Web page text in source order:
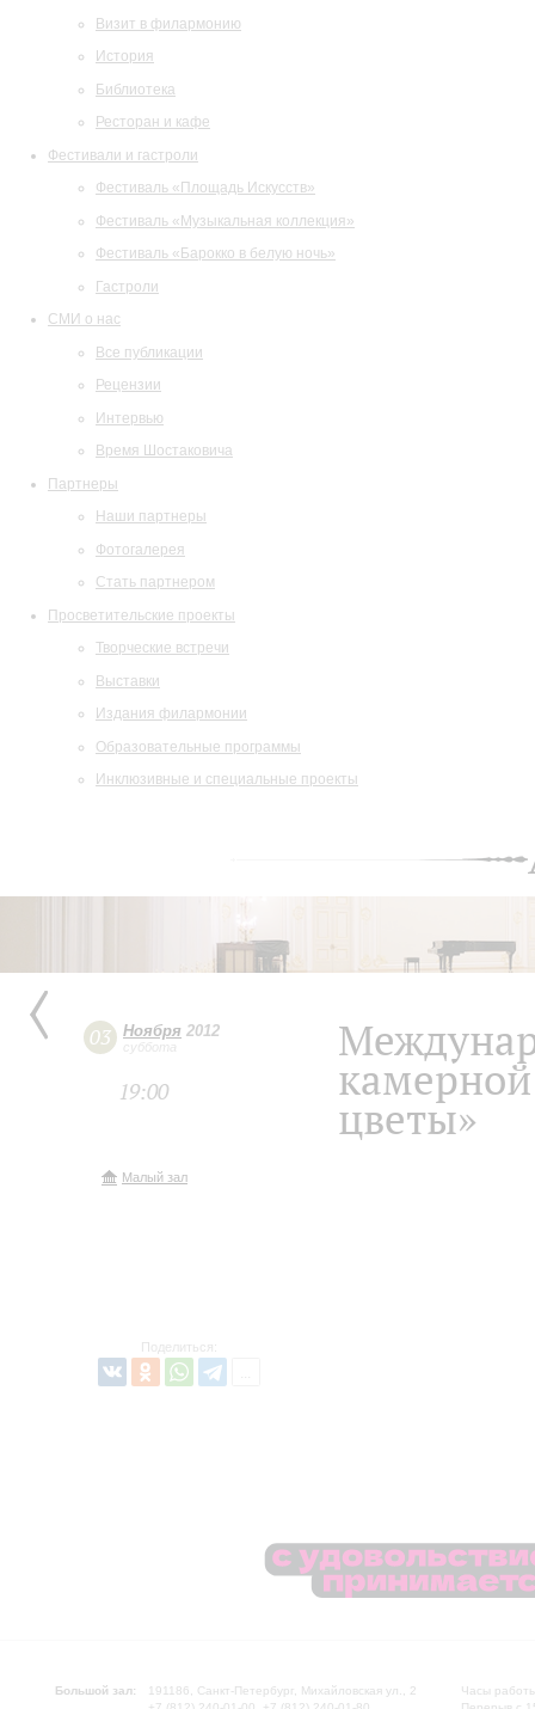
Визит в филармонию
История
Библиотека
Ресторан и кафе
Фестивали и гастроли
Фестиваль «Площадь Искусств»
Фестиваль «Музыкальная коллекция»
Фестиваль «Барокко в белую ночь»
Гастроли
СМИ о нас
Все публикации
Рецензии
Интервью
Время Шостаковича
Партнеры
Наши партнеры
Фотогалерея
Стать партнером
Просветительские проекты
Творческие встречи
Выставки
Издания филармонии
Образовательные программы
Инклюзивные и специальные проекты
03 Ноября 2012
суббота
19:00
Малый зал
Поделиться:
цветы»
Большой зал:
191186, Санкт-Петербург, Михайловская ул., 2
Часы